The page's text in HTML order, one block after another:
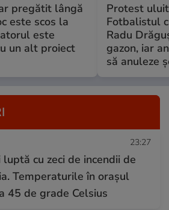
pregătit lângă
este scos la
este
un alt proiect
Protest
Fotbalistul
Radu
gazon, iar
să anuleze
23:27
cu zeci de incendii de
Temperaturile în orașul
45 de grade Celsius